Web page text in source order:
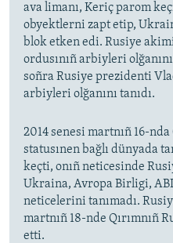
ava limanı, Keriç parom
obyektlerni zapt etip,
blok etken edi. Rusiye
ordusınıñ arbiyleri
soñra Rusiye prezidenti
arbiyleri olğanını tanıdı.
2014 senesi martnıñ 16-
statusınen bağlı dünyada
keçti, onıñ neticesinde
Ukraina, Avropa Birligi,
neticelerini tanımadı.
martnıñ 18-nde Qırımnıñ
etti.